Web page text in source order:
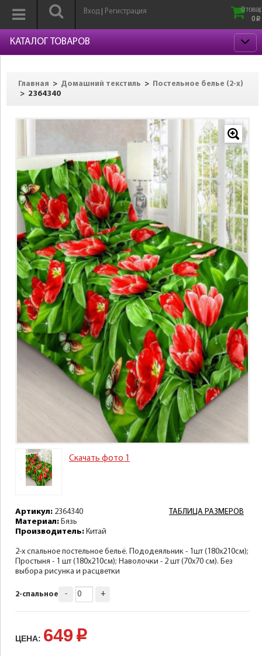
Вход Регистрация
0
0 p
КАТАЛОГ ТОВАРОВ
Главная > Домашний текстиль > Постельное белье (2-х)
> 2364340
Скачать фото 1
ТАБЛИЦА РАЗМЕРОВ
Артикул: 2364340
Материал: Бязь
Производитель: Китай
2-х спальное постельное бельё. Пододеяльник - 1шт (180х210см);
Простыня - 1 шт (180х210см); Наволочки - 2 шт (70х70 см). Без
выбора рисунка и расцветки
2-спальное - +
ЦЕНА: 649 p